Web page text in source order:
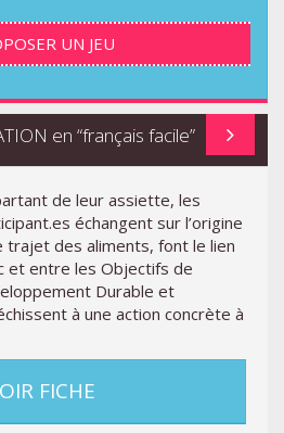
UN JEU
en “français facile”
de leur assiette, les
échangent sur l’origine
trajet des aliments, font le lien
et entre les Objectifs de
Durable et
à une action concrète à
FICHE